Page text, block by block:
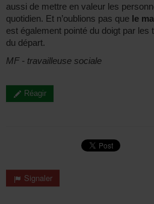
aussi de mettre en valeur les
quotidien. Et n’oublions pas que le
est également pointé du doigt par les
du départ.
MF - travailleuse sociale
Réagir
Signaler